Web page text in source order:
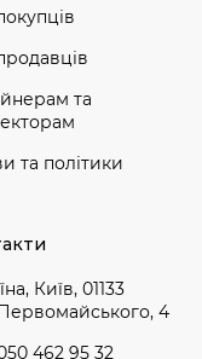
Київ, 01133
4
462 95 32
та
та політики